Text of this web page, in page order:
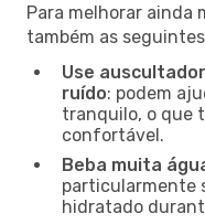
Para melhorar ainda
também as
Use
ruído: podem
tranquilo, o que
confortável.
Beba muita
particularmente
hidratado